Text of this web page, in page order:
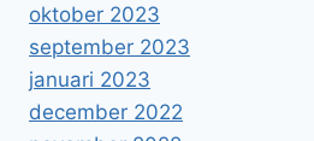
oktober 2023
september 2023
januari 2023
december 2022